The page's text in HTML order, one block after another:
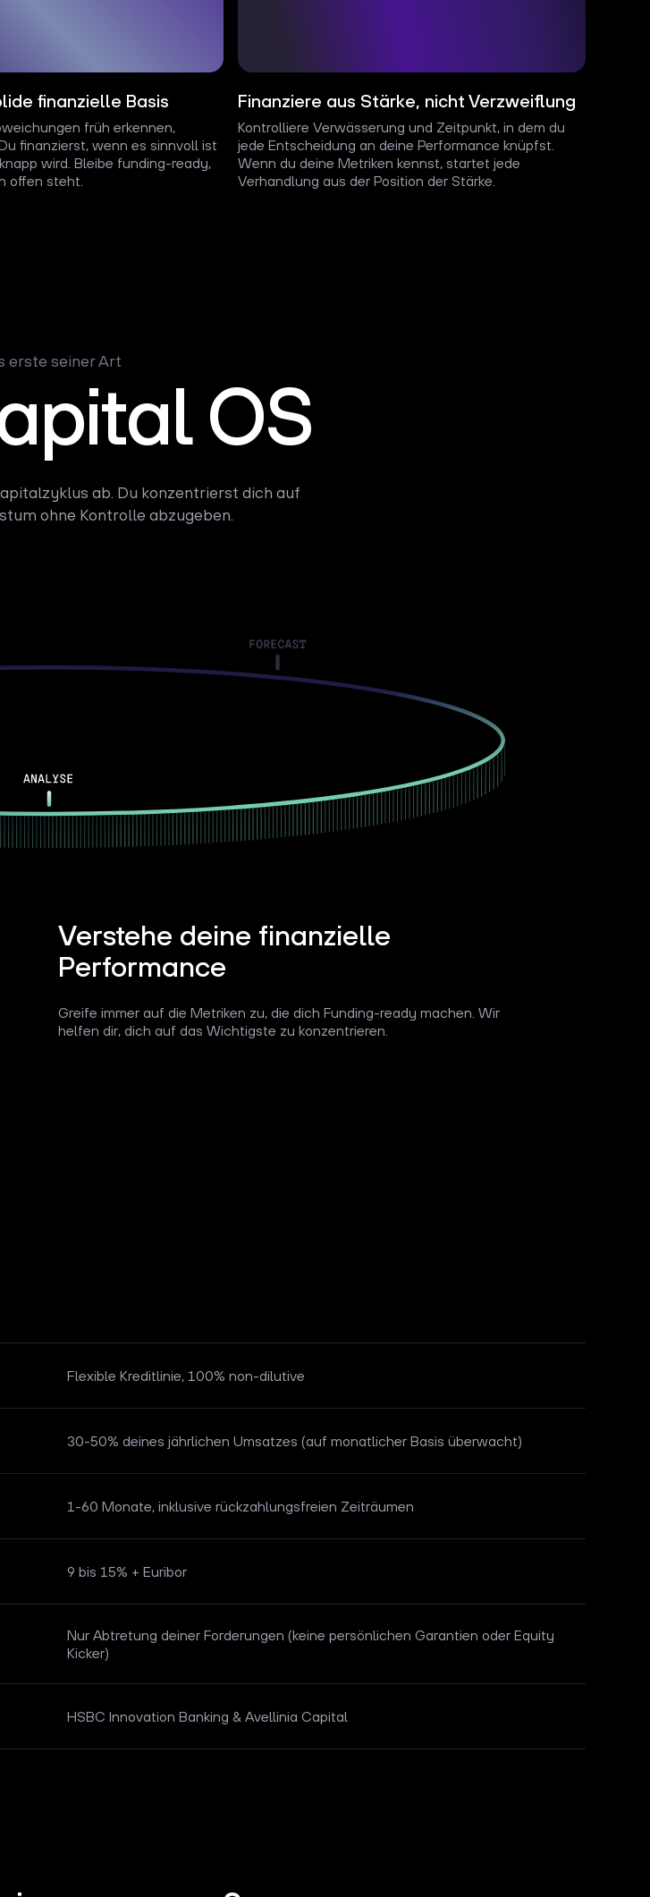
finanzielle Basis
früh erkennen,
finanzierst, wenn es sinnvoll ist
wird. Bleibe funding-ready,
offen steht.
Finanziere aus Stärke, nicht Verzweiflung
Kontrolliere Verwässerung und Zeitpunkt, in dem du
jede Entscheidung an deine Performance knüpfst.
Wenn du deine Metriken kennst, startet jede
Verhandlung aus der Position der Stärke.
erste seiner Art
OS
ab. Du konzentrierst dich auf
ohne Kontrolle abzugeben.
Verstehe deine finanzielle
Performance
Greife immer auf die Metriken zu, die dich Funding-ready machen. Wir
helfen dir, dich auf das Wichtigste zu konzentrieren.
Flexible Kreditlinie, 100% non-dilutive
30-50% deines jährlichen Umsatzes (auf monatlicher Basis überwacht)
1-60 Monate, inklusive rückzahlungsfreien Zeiträumen
9 bis 15% + Euribor
Nur Abtretung deiner Forderungen (keine persönlichen Garantien oder Equity
Kicker)
HSBC Innovation Banking & Avellinia Capital